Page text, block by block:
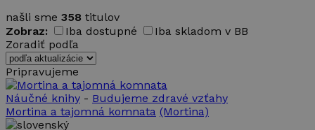
našli sme 358 titulov
Zobraz:
Iba dostupné
Iba skladom v BB
Zoradiť podľa
Pripravujeme
Náučné knihy - Budujeme zdravé vzťahy
Mortina a tajomná komnata (Mortina)